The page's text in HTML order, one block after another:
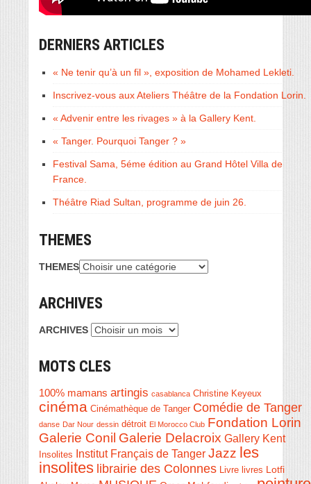
DERNIERS ARTICLES
« Ne tenir qu’à un fil », exposition de Mohamed Lekleti.
Inscrivez-vous aux Ateliers Théâtre de la Fondation Lorin.
« Advenir entre les rivages » à la Gallery Kent.
« Tanger. Pourquoi Tanger ? »
Festival Sama, 5éme édition au Grand Hôtel Villa de
France.
Théâtre Riad Sultan, programme de juin 26.
THEMES
THEMES
ARCHIVES
ARCHIVES
MOTS CLES
100% mamans artingis casablanca Christine Keyeux
cinéma Cinémathèque de Tanger Comédie de Tanger
danse Dar Nour dessin détroit El Morocco Club Fondation Lorin
Galerie Conil Galerie Delacroix Gallery Kent
Insolites Institut Français de Tanger Jazz les
insolites librairie des Colonnes Livre livres
Lotfi